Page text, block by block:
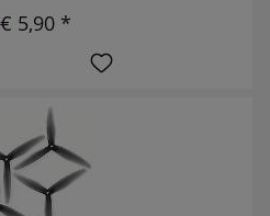
€ 5,90 *